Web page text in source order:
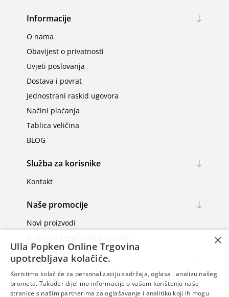
Informacije
O nama
Obavijest o privatnosti
Uvjeti poslovanja
Dostava i povrat
Jednostrani raskid ugovora
Načini plaćanja
Tablica veličina
BLOG
Služba za korisnike
Kontakt
Naše promocije
Novi proizvodi
Moj račun
Moj račun
Narudžbe
×
Ulla Popken Online Trgovina
upotrebljava kolačiće.
Koristimo kolačiće za personalizaciju sadržaja, oglasa i analizu našeg
prometa. Također dijelimo informacije o vašem korištenju naše
stranice s našim partnerima za oglašavanje i analitiku koji ih mogu